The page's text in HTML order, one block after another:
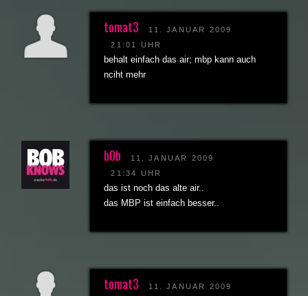
tomat3
11. JANUAR 2009
21:01 UHR
behalt einfach das air; mbp kann auch
nciht mehr
b0b
11. JANUAR 2009
21:34 UHR
das ist noch das alte air..
das MBP ist einfach besser..
tomat3
11. JANUAR 2009